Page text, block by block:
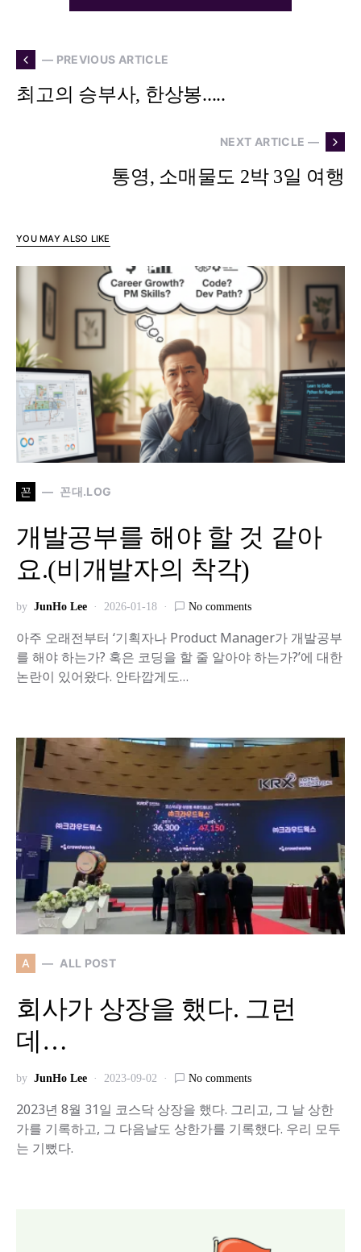
— PREVIOUS ARTICLE
최고의 승부사, 한상봉.....
NEXT ARTICLE —
통영, 소매물도 2박 3일 여행
YOU MAY ALSO LIKE
꼰 꼰대.LOG
개발공부를 해야 할 것 같아
요.(비개발자의 착각)
by JunHo Lee 2026-01-18 No comments
아주 오래전부터 ‘기획자나 Product Manager가 개발공부
를 해야 하는가? 혹은 코딩을 할 줄 알아야 하는가?’에 대한
논란이 있어왔다. 안타깝게도…
A ALL POST
회사가 상장을 했다. 그런
데…
by JunHo Lee 2023-09-02 No comments
2023년 8월 31일 코스닥 상장을 했다. 그리고, 그 날 상한
가를 기록하고, 그 다음날도 상한가를 기록했다. 우리 모두
는 기뻤다.